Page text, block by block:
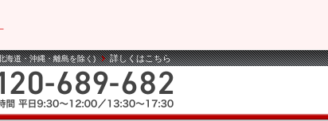
海道・沖縄・離島を除く) 詳しくはこちら